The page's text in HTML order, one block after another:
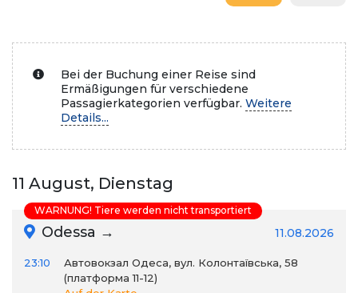
Bei der Buchung einer Reise sind
Ermäßigungen für verschiedene
Passagierkategorien verfügbar. Weitere
Details...
11 August, Dienstag
Odessa → 11.08.2026
23:10
Автовокзал Одеса, вул. Колонтаївська, 58
(платформа 11-12)
WARNUNG! Tiere werden nicht transportiert